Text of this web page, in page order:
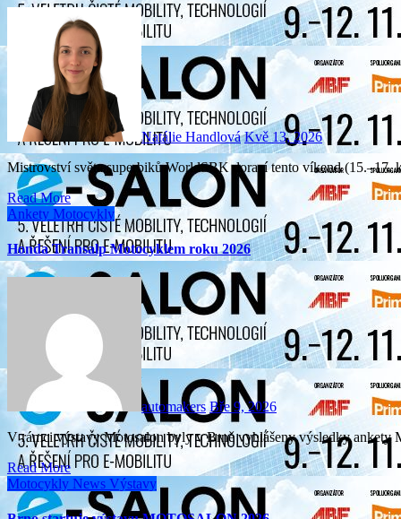
Natálie Handlová Kvě 13, 2026
Mistrovství světa superbiků WorldSBK dorazí tento víkend
Read More
Ankety Motocykly
Honda Transalp Motocyklem roku 2026
automakers Bře 9, 2026
V rámci výstavy Motosalon byly v Brně vyhlášeny výsledky
Read More
Motocykly News Výstavy